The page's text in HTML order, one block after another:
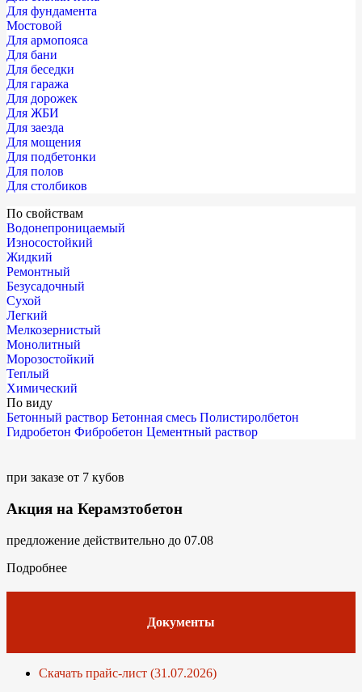
Для фундамента
Мостовой
Для армопояса
Для бани
Для беседки
Для гаража
Для дорожек
Для ЖБИ
Для заезда
Для мощения
Для подбетонки
Для полов
Для столбиков
По свойствам
Водонепроницаемый
Износостойкий
Жидкий
Ремонтный
Безусадочный
Сухой
Легкий
Мелкозернистый
Монолитный
Морозостойкий
Теплый
Химический
По виду
Бетонный раствор Бетонная смесь Полистиролбетон
Гидробетон Фибробетон Цементный раствор
при заказе от 7 кубов
Акция на Керамзтобетон
предложение действительно до 07.08
Подробнее
Документы
Скачать прайс-лист (31.07.2026)